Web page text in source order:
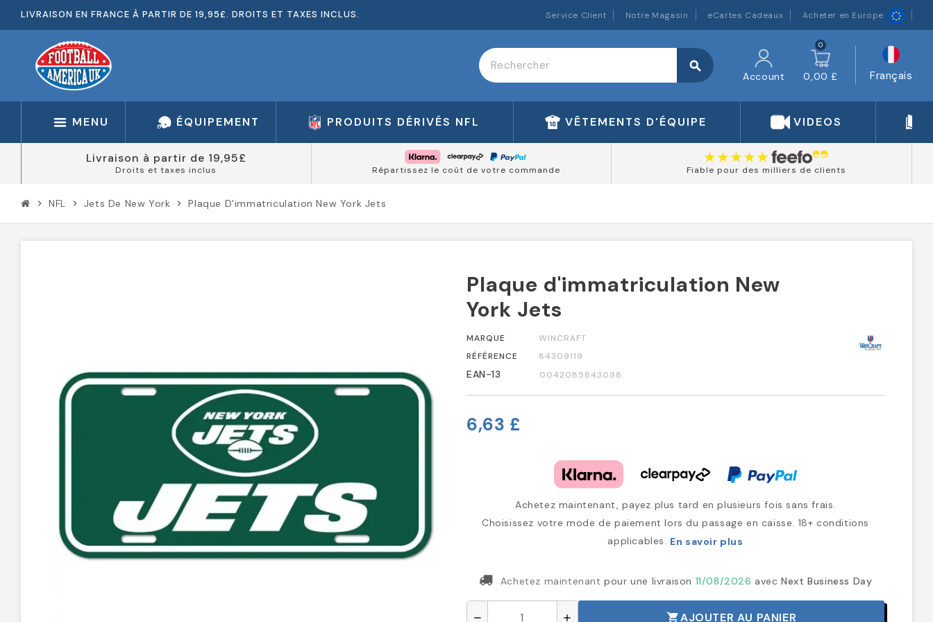
LIVRAISON EN FRANCE À PARTIR DE 19,95£. DROITS ET TAXES INCLUS. Service Client Notre Magasin eCartes Cadeaux Acheter en Europe
search
Account
0
0,00 £ Français
MENU ÉQUIPEMENT PRODUITS DÉRIVÉS NFL VÊTEMENTS D'ÉQUIPE VIDEOS
Livraison à partir de 19,95£
Droits et taxes inclus Répartissez le coût de votre commande Fiable pour des milliers de clients
chevron_right NFL chevron_right Jets De New York chevron_right Plaque D'immatriculation New York Jets
Plaque d'immatriculation New
York Jets
MARQUE
WINCRAFT
RÉFÉRENCE
84309119
EAN-13 0042085843098
6,63 £
Achetez maintenant, payez plus tard en plusieurs fois sans frais.
Choisissez votre mode de paiement lors du passage en caisse. 18+ conditions
applicables. En savoir plus
Achetez maintenantpour une livraison 11/08/2026 avecNext Business Day
remove add shopping_cartAJOUTER AU PANIER